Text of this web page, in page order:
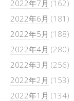
2022年7月 (162)
2022年6月 (181)
2022年5月 (188)
2022年4月 (280)
2022年3月 (256)
2022年2月 (153)
2022年1月 (134)